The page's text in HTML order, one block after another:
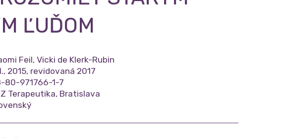
ĽUĎOM
Feil, Vicki de Klerk-Rubin
2015, revidovaná 2017
80-971766-1-7
Terapeutika, Bratislava